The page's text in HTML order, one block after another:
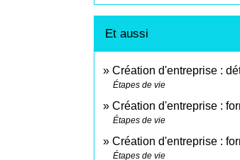
Et aussi
Création d'entreprise :
Étapes de vie
Création d'entreprise :
Étapes de vie
Création d'entreprise :
Étapes de vie